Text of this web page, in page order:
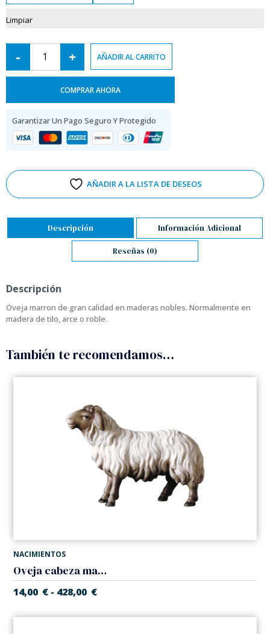
Limpiar
- + AÑADIR AL CARRITO
COMPRAR AHORA
Garantizar Un Pago Seguro Y Protegido
AÑADIR A LA LISTA DE DESEOS
Descripción Información Adicional
Reseñas (0)
Descripción
Oveja marron de gran calidad en maderas nobles. Normalmente en
madera de tilo, arce o roble.
También te recomendamos…
NACIMIENTOS
Oveja cabeza marron (Belen Casales)
14,00 € - 428,00 €